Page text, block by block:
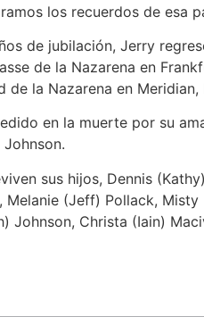
los recuerdos de esa
de jubilación, Jerry
de la Nazarena en
de la Nazarena en
en la muerte por su
sus hijos, Dennis
Melanie (Jeff) Pollack,
Johnson, Christa (Iain)